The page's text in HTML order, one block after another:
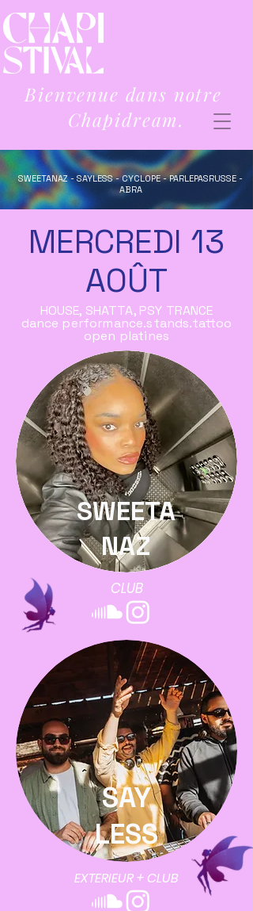
Bienvenue dans notre
Chapidream.
SWEETANAZ - SAYLESS - CYCLOPE - PARLEPASRUSSE -
ABRA
MERCREDI 13
AOÛT
HOUSE, SHATTA, PSY TRANCE
dance performance.stands.tattoo
open platines
SWEETA
NAZ
CLUB
SAY
LESS
EXTERIEUR + CLUB